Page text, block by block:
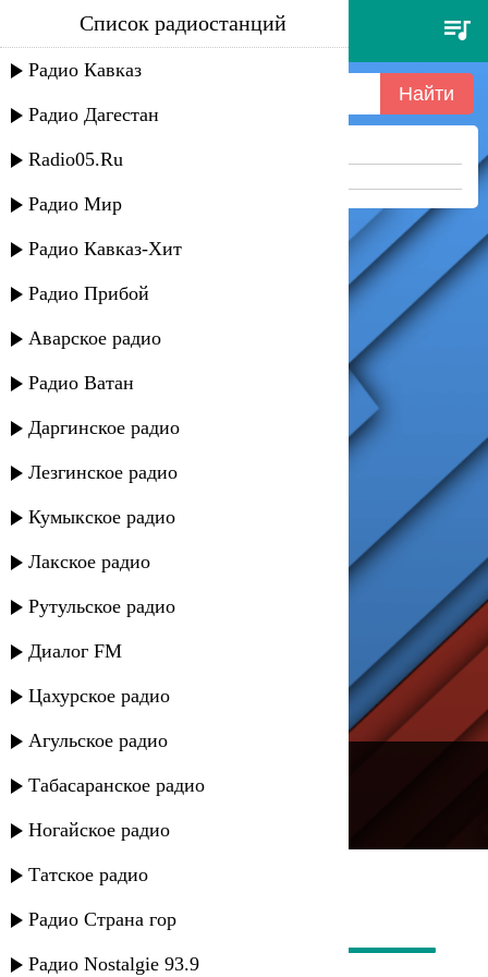
катя лель - се ля ви (селяви)
1998
Список радиостанций
Радио Кавказ
Радио Дагестан
Radio05.Ru
Радио Мир
Радио Кавказ-Хит
Радио Прибой
Аварское радио
Радио Ватан
Даргинское радио
Лезгинское радио
Кумыкское радио
Лакское радио
Рутульское радио
Диалог FM
Цахурское радио
Агульское радио
Табасаранское радио
Ногайское радио
Татское радио
Радио Страна гор
Радио Nostalgie 93.9
Ничего не найдено =(
---
Русское радио